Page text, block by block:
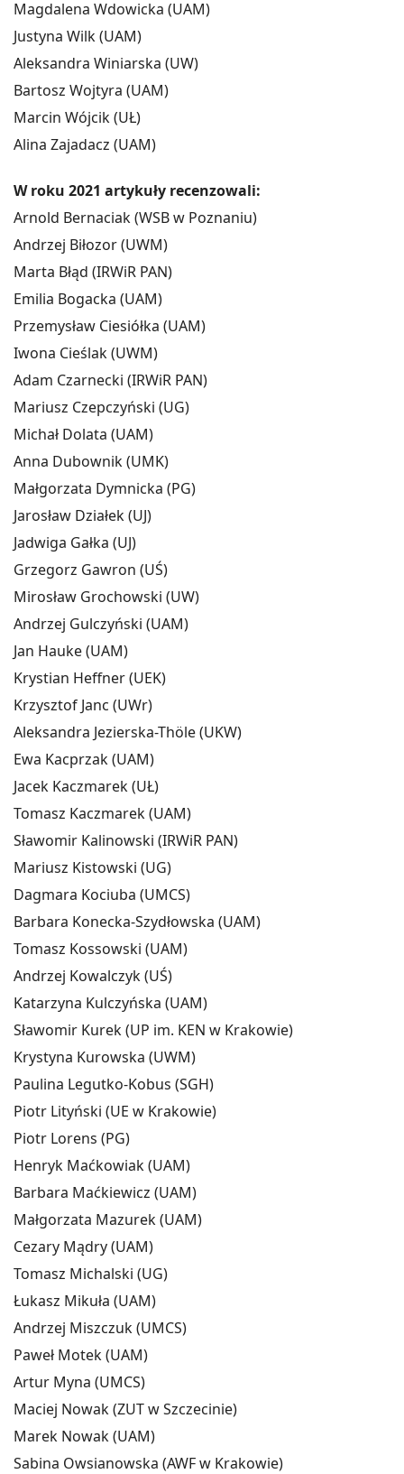
Magdalena Wdowicka (UAM)
Justyna Wilk (UAM)
Aleksandra Winiarska (UW)
Bartosz Wojtyra (UAM)
Marcin Wójcik (UŁ)
Alina Zajadacz (UAM)
W roku 2021 artykuły recenzowali:
Arnold Bernaciak (WSB w Poznaniu)
Andrzej Biłozor (UWM)
Marta Błąd (IRWiR PAN)
Emilia Bogacka (UAM)
Przemysław Ciesiółka (UAM)
Iwona Cieślak (UWM)
Adam Czarnecki (IRWiR PAN)
Mariusz Czepczyński (UG)
Michał Dolata (UAM)
Anna Dubownik (UMK)
Małgorzata Dymnicka (PG)
Jarosław Działek (UJ)
Jadwiga Gałka (UJ)
Grzegorz Gawron (UŚ)
Mirosław Grochowski (UW)
Andrzej Gulczyński (UAM)
Jan Hauke (UAM)
Krystian Heffner (UEK)
Krzysztof Janc (UWr)
Aleksandra Jezierska-Thöle (UKW)
Ewa Kacprzak (UAM)
Jacek Kaczmarek (UŁ)
Tomasz Kaczmarek (UAM)
Sławomir Kalinowski (IRWiR PAN)
Mariusz Kistowski (UG)
Dagmara Kociuba (UMCS)
Barbara Konecka-Szydłowska (UAM)
Tomasz Kossowski (UAM)
Andrzej Kowalczyk (UŚ)
Katarzyna Kulczyńska (UAM)
Sławomir Kurek (UP im. KEN w Krakowie)
Krystyna Kurowska (UWM)
Paulina Legutko-Kobus (SGH)
Piotr Lityński (UE w Krakowie)
Piotr Lorens (PG)
Henryk Maćkowiak (UAM)
Barbara Maćkiewicz (UAM)
Małgorzata Mazurek (UAM)
Cezary Mądry (UAM)
Tomasz Michalski (UG)
Łukasz Mikuła (UAM)
Andrzej Miszczuk (UMCS)
Paweł Motek (UAM)
Artur Myna (UMCS)
Maciej Nowak (ZUT w Szczecinie)
Marek Nowak (UAM)
Sabina Owsianowska (AWF w Krakowie)